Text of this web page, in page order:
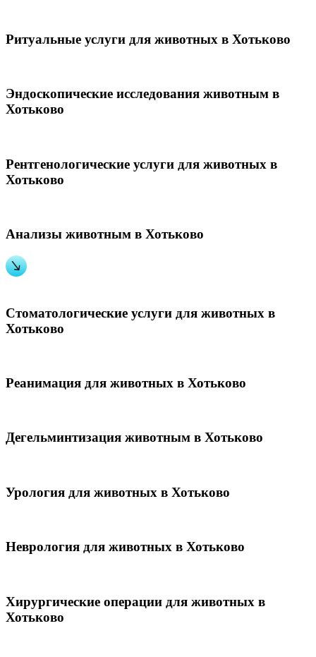
Ритуальные услуги для животных в Хотьково
Эндоскопические исследования животным в
Хотьково
Рентгенологические услуги для животных в
Хотьково
Анализы животным в Хотьково
Стоматологические услуги для животных в
Хотьково
Реанимация для животных в Хотьково
Дегельминтизация животным в Хотьково
Урология для животных в Хотьково
Неврология для животных в Хотьково
Хирургические операции для животных в
Хотьково